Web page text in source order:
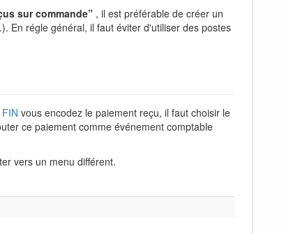
sur commande” , il est préférable de créer un
En régle général, il faut éviter d'utiliser des postes
FIN vous encodez le paiement reçu, il faut choisir le
ce paiement comme événement comptable
vers un menu différent.